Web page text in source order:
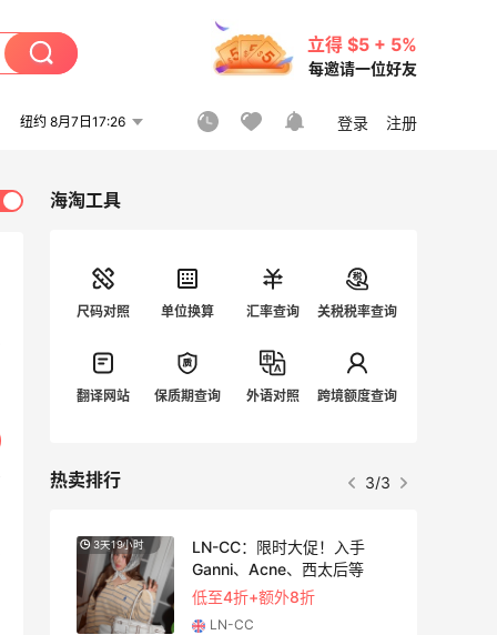
立得 $5 + 5%
每邀请一位好友
纽约 8月7日17:26 登录 注册
海淘工具
尺码对照 单位换算 汇率查询 关税税率查询
翻译网站 保质期查询 外语对照 跨境额度查询
热卖排行 3/3
3天19小时
LN-CC：限时大促！入手
Ganni、Acne、西太后等
低至4折+额外8折
LN-CC